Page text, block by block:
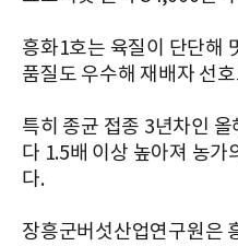
흥화1호는 육질이 단단해
품질도 우수해 재배자 선
특히 종균 접종 3년차인
다 1.5배 이상 높아져 농가
다.
장흥군버섯산업연구원은